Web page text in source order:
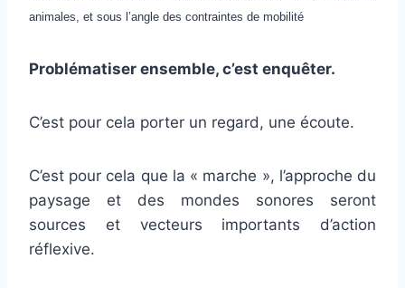
animales, et sous l’angle des contraintes de mobilité
Problématiser ensemble, c’est enquêter.
C’est pour cela porter un regard, une écoute.
C’est pour cela que la « marche », l’approche du
paysage et des mondes sonores seront
sources et vecteurs importants d’action
réflexive.